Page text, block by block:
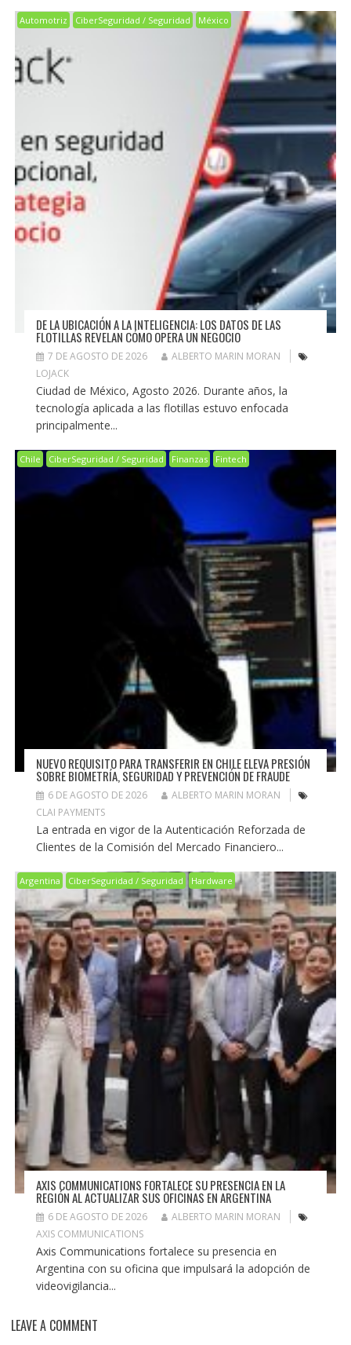
Automotriz CiberSeguridad / Seguridad México
DE LA UBICACIÓN A LA INTELIGENCIA: LOS DATOS DE LAS
FLOTILLAS REVELAN CÓMO OPERA UN NEGOCIO
7 DE AGOSTO DE 2026
ALBERTO MARIN MORAN
LOJACK
Ciudad de México, Agosto 2026. Durante años, la
tecnología aplicada a las flotillas estuvo enfocada
principalmente...
Chile CiberSeguridad / Seguridad Finanzas Fintech
NUEVO REQUISITO PARA TRANSFERIR EN CHILE ELEVA PRESIÓN
SOBRE BIOMETRÍA, SEGURIDAD Y PREVENCIÓN DE FRAUDE
6 DE AGOSTO DE 2026
ALBERTO MARIN MORAN
CLAI PAYMENTS
La entrada en vigor de la Autenticación Reforzada de
Clientes de la Comisión del Mercado Financiero...
Argentina CiberSeguridad / Seguridad Hardware
AXIS COMMUNICATIONS FORTALECE SU PRESENCIA EN LA
REGIÓN AL ACTUALIZAR SUS OFICINAS EN ARGENTINA
6 DE AGOSTO DE 2026
ALBERTO MARIN MORAN
AXIS COMMUNICATIONS
Axis Communications fortalece su presencia en
Argentina con su oficina que impulsará la adopción de
videovigilancia...
LEAVE A COMMENT